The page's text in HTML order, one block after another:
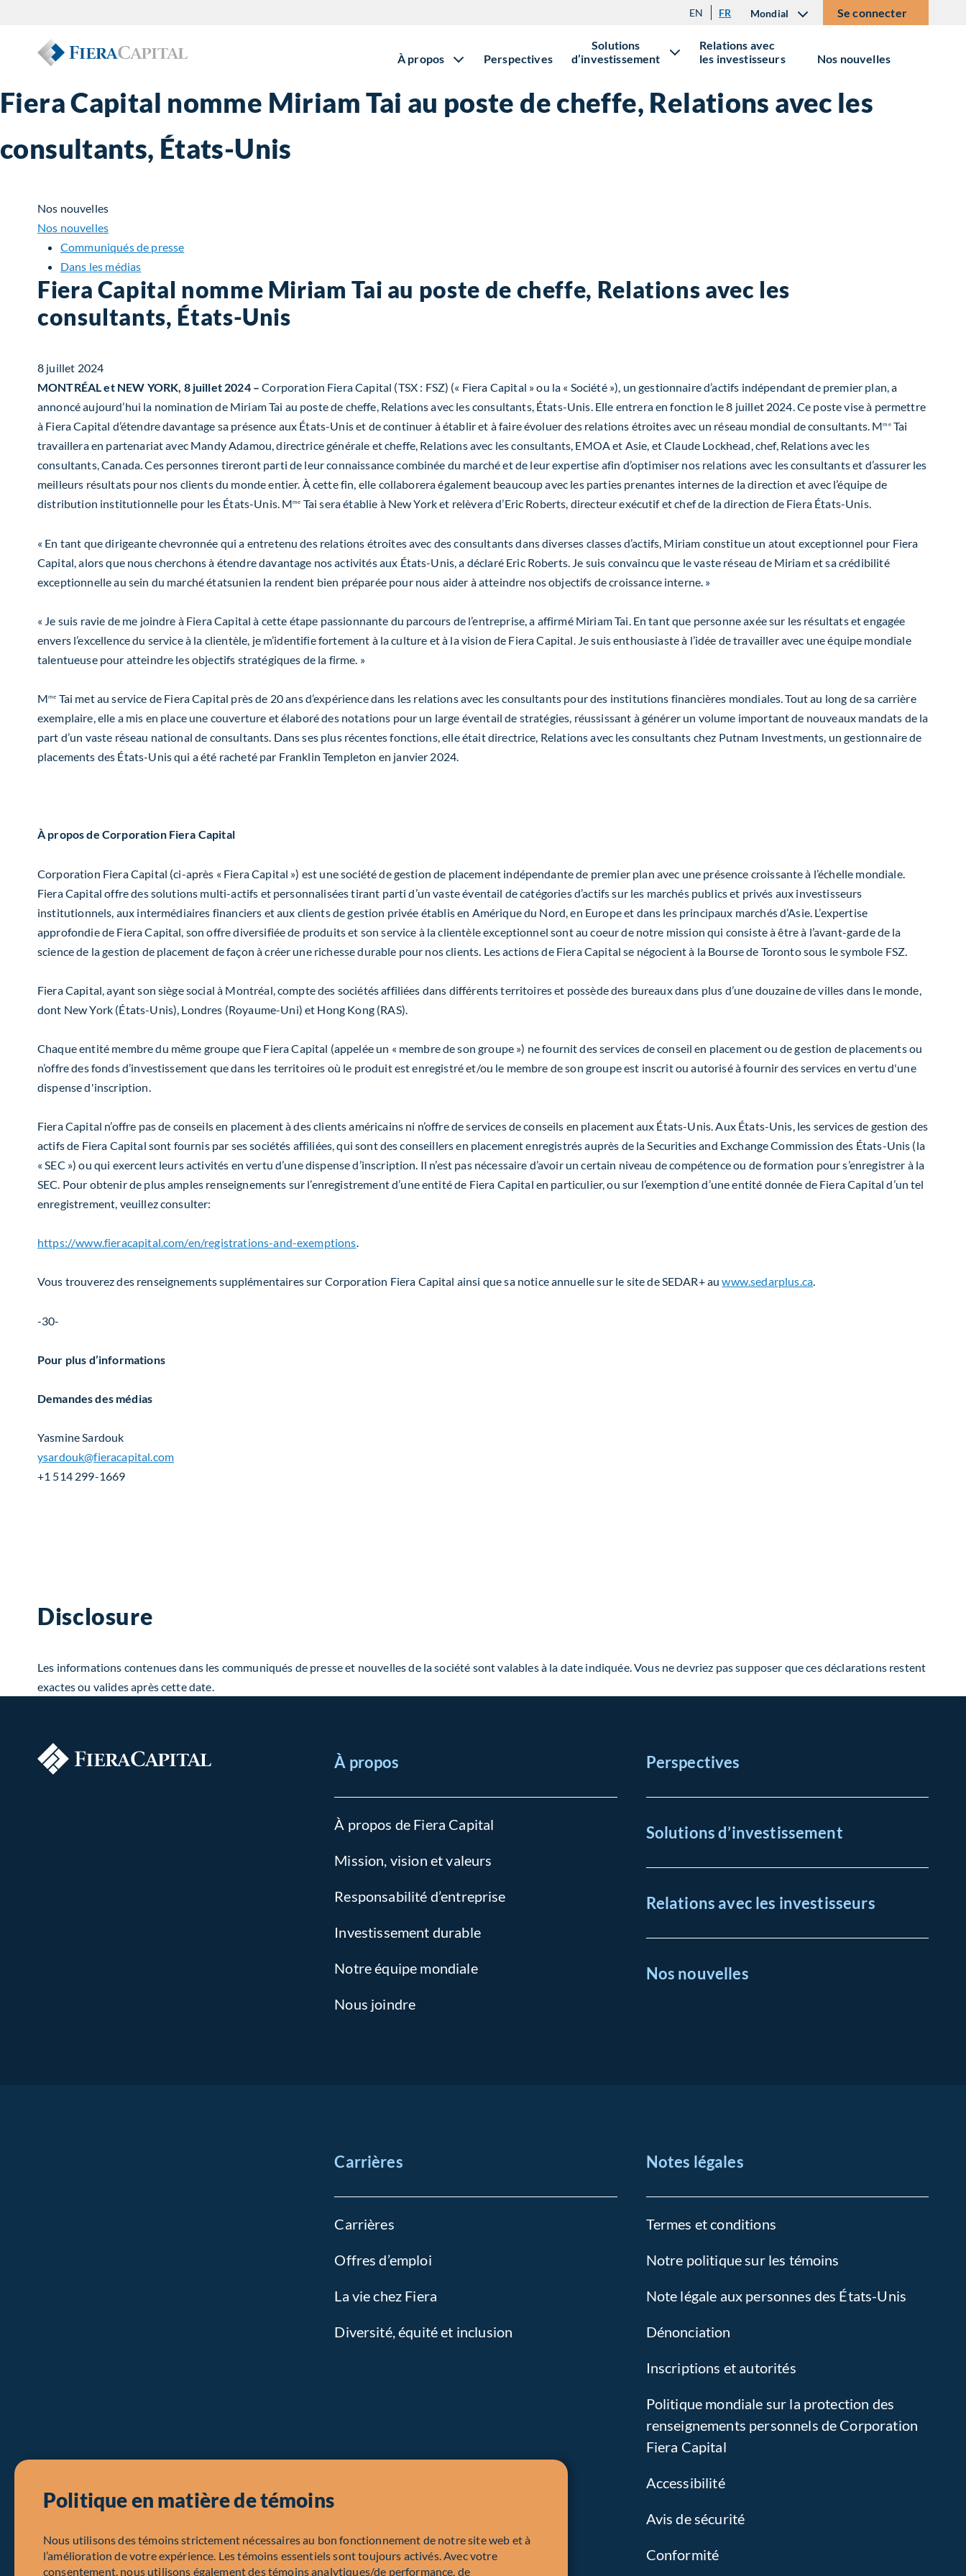
EN FR Mondial Se connecter
À propos Perspectives
Solutions
d’investissement
Relations avec
les investisseurs
Nos nouvelles
Fiera Capital nomme Miriam Tai au poste de cheffe, Relations avec les
consultants, États-Unis
Nos nouvelles
Nos nouvelles
Communiqués de presse
Dans les médias
Fiera Capital nomme Miriam Tai au poste de cheffe, Relations avec les
consultants, États-Unis
8 juillet 2024
MONTRÉAL et NEW YORK, 8 juillet 2024 –Corporation Fiera Capital (TSX : FSZ) (« Fiera Capital » ou la « Société »), un gestionnaire d’actifs indépendant de premier plan, a
annoncé aujourd’hui la nomination de Miriam Tai au poste de cheffe, Relations avec les consultants, États-Unis. Elle entrera en fonction le 8 juillet 2024. Ce poste vise à permettre
à Fiera Capital d’étendre davantage sa présence aux États-Unis et de continuer à établir et à faire évoluer des relations étroites avec un réseau mondial de consultants. MmeTai
travaillera en partenariat avec Mandy Adamou, directrice générale et cheffe, Relations avec les consultants, EMOA et Asie, et Claude Lockhead, chef, Relations avec les
consultants, Canada. Ces personnes tireront parti de leur connaissance combinée du marché et de leur expertise afin d’optimiser nos relations avec les consultants et d’assurer les
meilleurs résultats pour nos clients du monde entier. À cette fin, elle collaborera également beaucoup avec les parties prenantes internes de la direction et avec l’équipe de
distribution institutionnelle pour les États-Unis. Mme Tai sera établie à New York et relèvera d’Eric Roberts, directeur exécutif et chef de la direction de Fiera États-Unis.
« En tant que dirigeante chevronnée qui a entretenu des relations étroites avec des consultants dans diverses classes d’actifs, Miriam constitue un atout exceptionnel pour Fiera
Capital, alors que nous cherchons à étendre davantage nos activités aux États-Unis, a déclaré Eric Roberts. Je suis convaincu que le vaste réseau de Miriam et sa crédibilité
exceptionnelle au sein du marché étatsunien la rendent bien préparée pour nous aider à atteindre nos objectifs de croissance interne. »
« Je suis ravie de me joindre à Fiera Capital à cette étape passionnante du parcours de l’entreprise, a affirmé Miriam Tai. En tant que personne axée sur les résultats et engagée
envers l’excellence du service à la clientèle, je m’identifie fortement à la culture et à la vision de Fiera Capital. Je suis enthousiaste à l’idée de travailler avec une équipe mondiale
talentueuse pour atteindre les objectifs stratégiques de la firme. »
Mme Tai met au service de Fiera Capital près de 20 ans d’expérience dans les relations avec les consultants pour des institutions financières mondiales. Tout au long de sa carrière
exemplaire, elle a mis en place une couverture et élaboré des notations pour un large éventail de stratégies, réussissant à générer un volume important de nouveaux mandats de la
part d’un vaste réseau national de consultants. Dans ses plus récentes fonctions, elle était directrice, Relations avec les consultants chez Putnam Investments, un gestionnaire de
placements des États-Unis qui a été racheté par Franklin Templeton en janvier 2024.
À propos de Corporation Fiera Capital
Corporation Fiera Capital (ci-après « Fiera Capital ») est une société de gestion de placement indépendante de premier plan avec une présence croissante à l’échelle mondiale.
Fiera Capital offre des solutions multi-actifs et personnalisées tirant parti d’un vaste éventail de catégories d’actifs sur les marchés publics et privés aux investisseurs
institutionnels, aux intermédiaires financiers et aux clients de gestion privée établis en Amérique du Nord, en Europe et dans les principaux marchés d’Asie. L’expertise
approfondie de Fiera Capital, son offre diversifiée de produits et son service à la clientèle exceptionnel sont au coeur de notre mission qui consiste à être à l’avant-garde de la
science de la gestion de placement de façon à créer une richesse durable pour nos clients. Les actions de Fiera Capital se négocient à la Bourse de Toronto sous le symbole FSZ.
Fiera Capital, ayant son siège social à Montréal, compte des sociétés affiliées dans différents territoires et possède des bureaux dans plus d’une douzaine de villes dans le monde,
dont New York (États-Unis), Londres (Royaume-Uni) et Hong Kong (RAS).
Chaque entité membre du même groupe que Fiera Capital (appelée un « membre de son groupe ») ne fournit des services de conseil en placement ou de gestion de placements ou
n’offre des fonds d’investissement que dans les territoires où le produit est enregistré et/ou le membre de son groupe est inscrit ou autorisé à fournir des services en vertu d'une
dispense d'inscription.
Fiera Capital n’offre pas de conseils en placement à des clients américains ni n’offre de services de conseils en placement aux États-Unis. Aux États-Unis, les services de gestion des
actifs de Fiera Capital sont fournis par ses sociétés affiliées, qui sont des conseillers en placement enregistrés auprès de la Securities and Exchange Commission des États-Unis (la
« SEC ») ou qui exercent leurs activités en vertu d’une dispense d’inscription. Il n’est pas nécessaire d’avoir un certain niveau de compétence ou de formation pour s’enregistrer à la
SEC. Pour obtenir de plus amples renseignements sur l’enregistrement d’une entité de Fiera Capital en particulier, ou sur l’exemption d’une entité donnée de Fiera Capital d’un tel
enregistrement, veuillez consulter:
https://www.fieracapital.com/en/registrations-and-exemptions.
Vous trouverez des renseignements supplémentaires sur Corporation Fiera Capital ainsi que sa notice annuelle sur le site de SEDAR+ auwww.sedarplus.ca.
-30-
Pour plus d’informations
Demandes des médias
Yasmine Sardouk
ysardouk@fieracapital.com
+1 514 299-1669
Disclosure
Les informations contenues dans les communiqués de presse et nouvelles de la société sont valables à la date indiquée. Vous ne devriez pas supposer que ces déclarations restent
exactes ou valides après cette date.
À propos
À propos de Fiera Capital
Mission, vision et valeurs
Responsabilité d’entreprise
Investissement durable
Notre équipe mondiale
Nous joindre
Perspectives
Solutions d’investissement
Relations avec les investisseurs
Nos nouvelles
Carrières
Carrières
Offres d’emploi
La vie chez Fiera
Diversité, équité et inclusion
Notes légales
Termes et conditions
Notre politique sur les témoins
Note légale aux personnes des États-Unis
Dénonciation
Inscriptions et autorités
Politique mondiale sur la protection des
renseignements personnels de Corporation
Fiera Capital
Accessibilité
Avis de sécurité
Conformité
Politique en matière de témoins
Nous utilisons des témoins strictement nécessaires au bon fonctionnement de notre site web et à
l’amélioration de votre expérience. Les témoins essentiels sont toujours activés. Avec votre
consentement, nous utilisons également des témoins analytiques/de performance, de